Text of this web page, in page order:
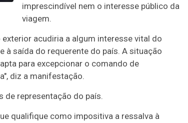
imprescindível nem o interesse público da
viagem.
acudiria a algum interesse vital do
à saída do requerente do país. A situação
para excepcionar o comando de
diz a manifestação.
de representação do país.
qualifique como impositiva a ressalva à